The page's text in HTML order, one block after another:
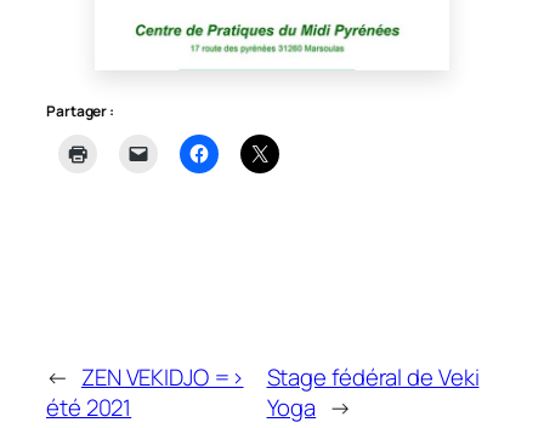
Partager :
← ZEN VEKIDJO =>
été 2021
Stage fédéral de Veki
Yoga →